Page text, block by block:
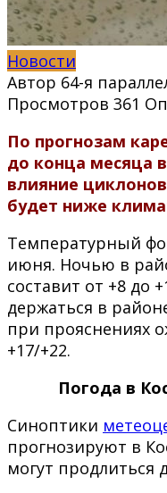
Новости
Автор 64-я
Просмотров 361
По прогнозам
до конца месяца
влияние
будет ниже
Температурный
июня. Ночью в
составит от +8 до
держаться в
при прояснениях
+17/+22.
Погода в
Синоптики
прогнозируют в
могут продлиться